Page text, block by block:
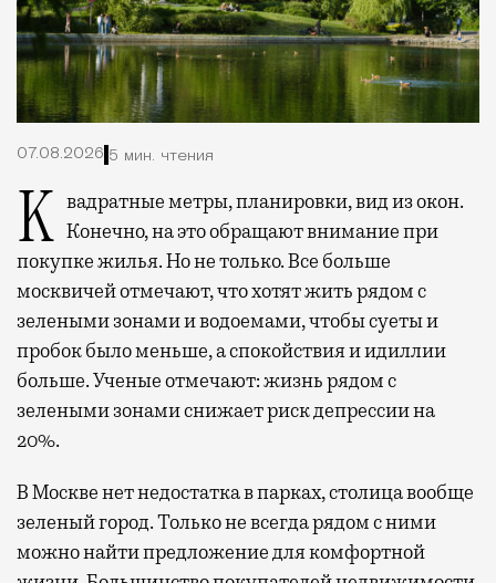
07.08.2026 5 мин. чтения
Квадратные метры, планировки, вид из окон. Конечно, на это обращают внимание при
покупке жилья. Но не только. Все больше
москвичей отмечают, что хотят жить рядом с
зелеными зонами и водоемами, чтобы суеты и
пробок было меньше, а спокойствия и идиллии
больше. Ученые отмечают: жизнь рядом с
зелеными зонами снижает риск депрессии на
20%.
В Москве нет недостатка в парках, столица вообще
зеленый город. Только не всегда рядом с ними
можно найти предложение для комфортной